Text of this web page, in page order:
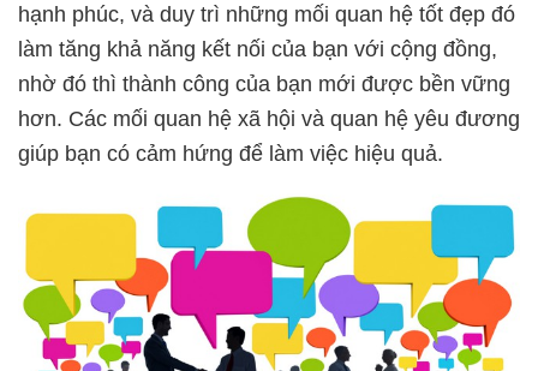
hạnh phúc, và duy trì những mối quan hệ tốt đẹp đó
làm tăng khả năng kết nối của bạn với cộng đồng,
nhờ đó thì thành công của bạn mới được bền vững
hơn. Các mối quan hệ xã hội và quan hệ yêu đương
giúp bạn có cảm hứng để làm việc hiệu quả.